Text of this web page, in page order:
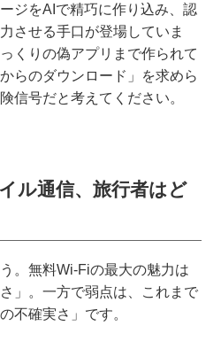
ジをAIで精巧に作り込み、認
させる手口が登場していま
くりの偽アプリまで作られて
らのダウンロード」を求めら
信号だと考えてください。
ル通信、旅行者はど
。無料Wi-Fiの最大の魅力は
」。一方で弱点は、これまで
不確実さ」です。